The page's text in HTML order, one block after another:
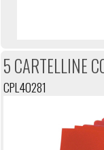
5 CARTELLINE
CPL40281